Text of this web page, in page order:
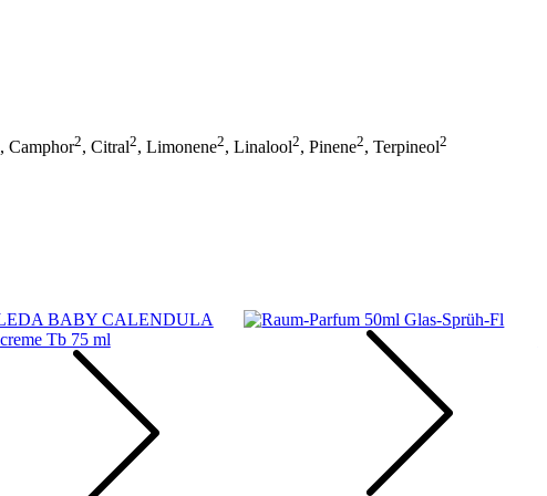
, Camphor2, Citral2, Limonene2, Linalool2, Pinene2, Terpineol2